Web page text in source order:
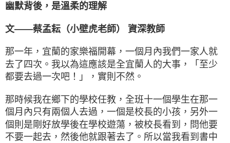
幽默背後，是溫柔的理解
文——蔡孟耘（小壁虎老師） 資深教師
那一年，宜蘭的家樂福開幕，一個月內我們一家人就
去了四次。我以為這應該是全宜蘭人的大事，「至少
都要去過一次吧！」，實則不然。
那時候我在鄉下的學校任教，全班十一個學生在那一
個月內只有兩個人去過，一個是校長的小孩，另外一
個則是剛好放學後在學校遊蕩，被校長看到，問他要
不要一起去，然後他就跟著去了。所以當我看到書中